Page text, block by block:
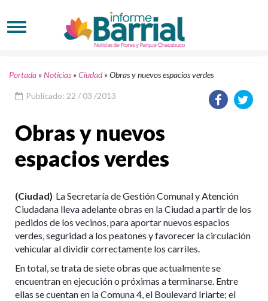
Portada »Noticias »Ciudad»Obras y nuevos espacios verdes
Publicado: 22 / 03 /2013
Obras y nuevos
espacios verdes
(Ciudad) La Secretaría de Gestión Comunal y Atención
Ciudadana lleva adelante obras en la Ciudad a partir de los
pedidos de los vecinos, para aportar nuevos espacios
verdes, seguridad a los peatones y favorecer la circulación
vehicular al dividir correctamente los carriles.
En total, se trata de siete obras que actualmente se
encuentran en ejecución o próximas a terminarse. Entre
ellas se cuentan en la Comuna 4, el Boulevard Iriarte; el